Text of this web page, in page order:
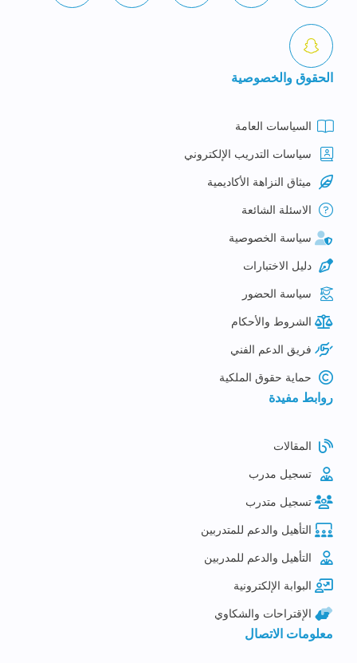
الحقوق والخصوصية
السياسات العامة
سياسات التدريب الإلكتروني
ميثاق النزاهة الأكاديمية
الاسئلة الشائعة
سياسة الخصوصية
دليل الاختبارات
سياسة الحضور
الشروط والأحكام
فريق الدعم الفني
حماية حقوق الملكية
روابط مفيدة
المقالات
تسجيل مدرب
تسجيل متدرب
التأهيل والدعم للمتدربين
التأهيل والدعم للمدربين
البوابة الإلكترونية
الإقتراحات والشكاوي
معلومات الاتصال